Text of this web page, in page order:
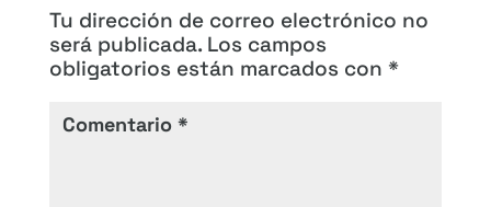
Tu dirección de correo electrónico no
será publicada. Los campos
obligatorios están marcados con *